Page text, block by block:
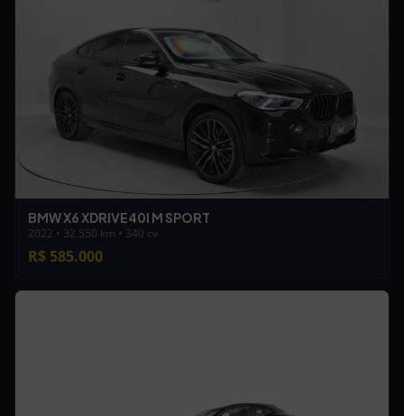
BMW X6 XDRIVE40I M SPORT
2022 • 32.550 km • 340 cv
R$ 585.000